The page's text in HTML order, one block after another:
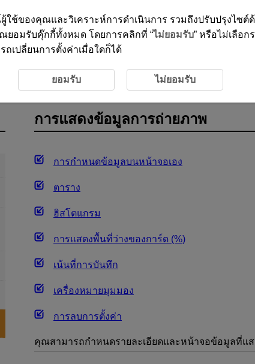
ภาพ
การแสดงข้อมูลการถ่ายภาพ
การกำหนดข้อมูลบนหน้าจอเอง
ตาราง
ฮิสโตแกรม
การแสดงพื้นที่ว่างของการ์ด (%)
เน้นที่การบันทึก
เครื่องหมายมุมมอง
การลบการตั้งค่า
คุณสามารถกำหนดรายละเอียดและหน้าจอข้อมูลที่แ
ใช้ของคุณและวิเคราะห์การดำเนินการ รวมถึงปรับปรุงไซ
ยอมรับคุ๊กกี้ทั้งหมด โดยการคลิกที่ “ไม่ยอมรับ” หรือไม่เลือก
เปลี่ยนการตั้งค่าเมื่อใดก็ได้
ยอมรับ ไม่ยอมรับ